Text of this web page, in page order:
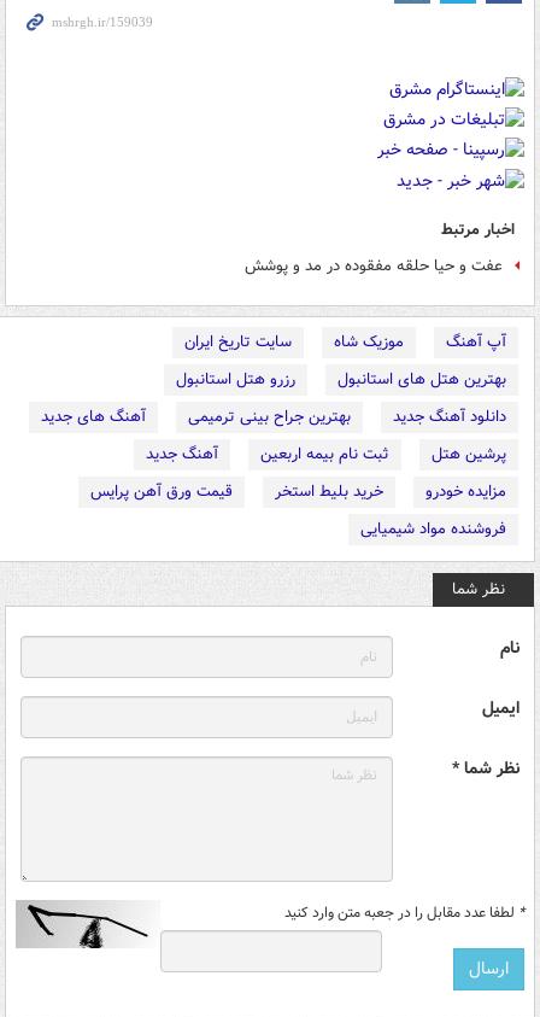
اخبار مرتبط
عفت و حیا حلقه مفقوده در مد و پوشش
آپ آهنگ موزیک شاه
سایت تاریخ ایران
بهترین هتل های استانبول
رزرو هتل استانبول
دانلود آهنگ جدید
بهترین جراح بینی ترمیمی
آهنگ های جدید
پرشین هتل
ثبت نام بیمه اربعین
آهنگ جدید
مزایده خودرو
خرید بلیط استخر
قیمت ورق آهن پرایس
فروشنده مواد شیمیایی
نظر شما
نام
ایمیل
نظر شما *
* لطفا عدد مقابل را در جعبه متن وارد کنید